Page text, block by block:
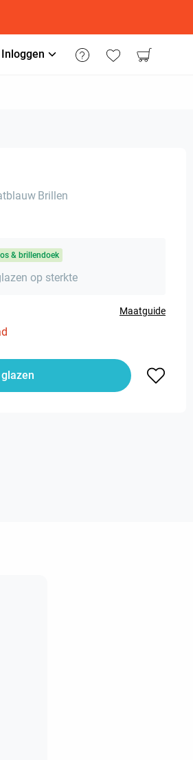
Inloggen
Brillen
& brillendoek
op sterkte
Maatguide